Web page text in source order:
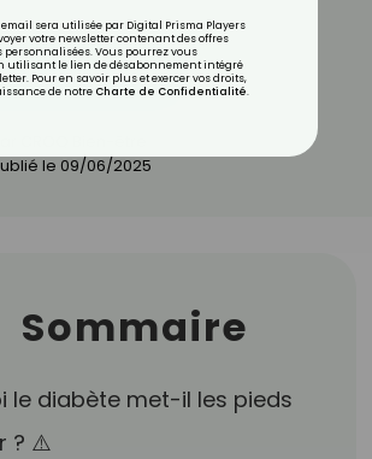
11 menus CROQ
le 09/06/2025
Sommaire
le diabète met-il les pieds
? ⚠️
email sera utilisée par Digital Prisma Players
votre newsletter contenant des offres
personnalisées. Vous pourrez vous
utilisant le lien de désabonnement intégré
Pour en savoir plus et exercer vos droits,
de notre Charte de Confidentialité.